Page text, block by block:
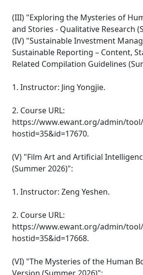
(III) "Exploring the Mysteries of
and Stories - Qualitative Research
(IV) "Sustainable Investment
Sustainable Reporting – Content,
Related Compilation Guidelines
1. Instructor: Jing Yongjie.
2. Course URL:
https://www.ewant.org/admin/
hostid=35&id=17670.
(V) "Film Art and Artificial
(Summer 2026)":
1. Instructor: Zeng Yeshen.
2. Course URL:
https://www.ewant.org/admin/
hostid=35&id=17668.
(VI) "The Mysteries of the Human